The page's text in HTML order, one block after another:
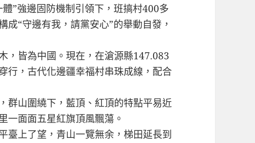
”強邊固防機制引領下，班搞村400多
“守邊有我，請黨安心”的舉動自發，
皆為中國。現在，在滄源縣147.083
行，古代化邊疆幸福村串珠成線，配合
山圍繞下，藍頂、紅頂的特點平易近
一面面五星紅旗頂風飄蕩。
上了望，青山一覽無余，梯田延長到